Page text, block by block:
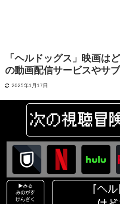
「ヘルドッグス」映画は
の動画配信サービスやサ
2025年1月17日